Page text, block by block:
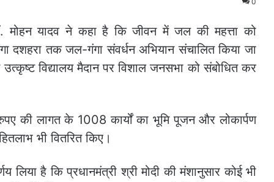
मोहन यादव ने कहा है कि जीवन में जल की महत्ता को
दशहरा तक जल-गंगा संवर्धन अभियान संचालित किया जा
विद्यालय मैदान पर विशाल जनसभा को संबोधित कर
की लागत के 1008 कार्यों का भूमि पूजन और लोकार्पण
भी वितरित किए।
लिया है कि प्रधानमंत्री श्री मोदी की मंशानुसार कोई भी